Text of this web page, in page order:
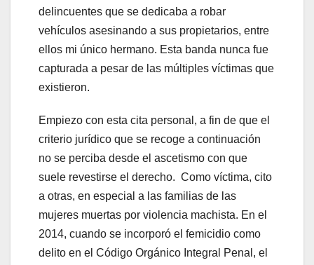
delincuentes que se dedicaba a robar
vehículos asesinando a sus propietarios, entre
ellos mi único hermano. Esta banda nunca fue
capturada a pesar de las múltiples víctimas que
existieron.
Empiezo con esta cita personal, a fin de que el
criterio jurídico que se recoge a continuación
no se perciba desde el ascetismo con que
suele revestirse el derecho. Como víctima, cito
a otras, en especial a las familias de las
mujeres muertas por violencia machista. En el
2014, cuando se incorporó el femicidio como
delito en el Código Orgánico Integral Penal, el